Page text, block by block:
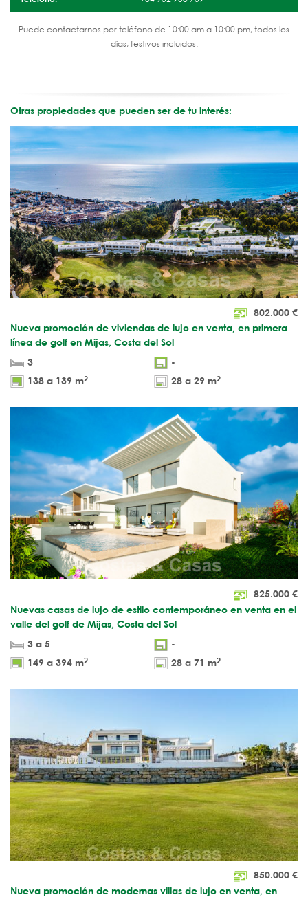
Puede contactarnos por teléfono de 10:00 am a 10:00 pm, todos los
días, festivos incluidos.
Otras propiedades que pueden ser de tu interés:
802.000 €
Nueva promoción de viviendas de lujo en venta, en primera
línea de golf en Mijas, Costa del Sol
3
-
138 a 139 m2 28 a 29 m2
825.000 €
Nuevas casas de lujo de estilo contemporáneo en venta en el
valle del golf de Mijas, Costa del Sol
3 a 5
-
149 a 394 m2 28 a 71 m2
850.000 €
Nueva promoción de modernas villas de lujo en venta, en